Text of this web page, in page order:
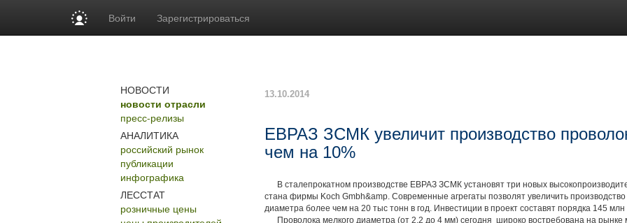
Войти Зарегистрироваться
НОВОСТИ
новости отрасли
пресс-релизы
АНАЛИТИКА
российский рынок
публикации
инфографика
ЛЕССТАТ
розничные цены
13.10.2014
ЕВРАЗ ЗСМК увеличит производство
чем на 10%
В сталепрокатном производстве ЕВРАЗ ЗСМК установят три новых
стана фирмы Kосh Gmbh&amp. Современные агрегаты позволят увеличить производство
диаметра более чем на 20 тыс тонн в год. Инвестиции в проект составят порядка 145 млн
Проволока мелкого диаметра (от 2,2 до 4 мм) сегодня широко востребована на рынке